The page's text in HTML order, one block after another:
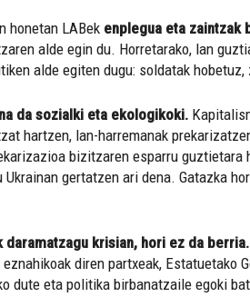
honetan LABek enplegua eta zaintzak
alde egin du. Horretarako, lan
alde egiten dugu: soldatak
da sozialki eta ekologikoki.
hartzen, lan-harremanak
bizitzaren esparru
Ukrainan gertatzen ari dena. Gatazka
daramatzagu krisian, hori ez da
diren partxeak, Estatuetako
dute eta politika birbanatzaile egoki